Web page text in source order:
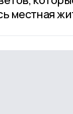
местная